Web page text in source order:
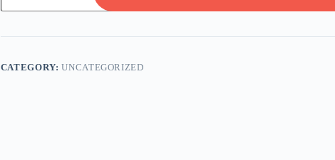
Dinamika
Refleksi
Kota
Metro
CATEGORY:UNCATEGORIZED